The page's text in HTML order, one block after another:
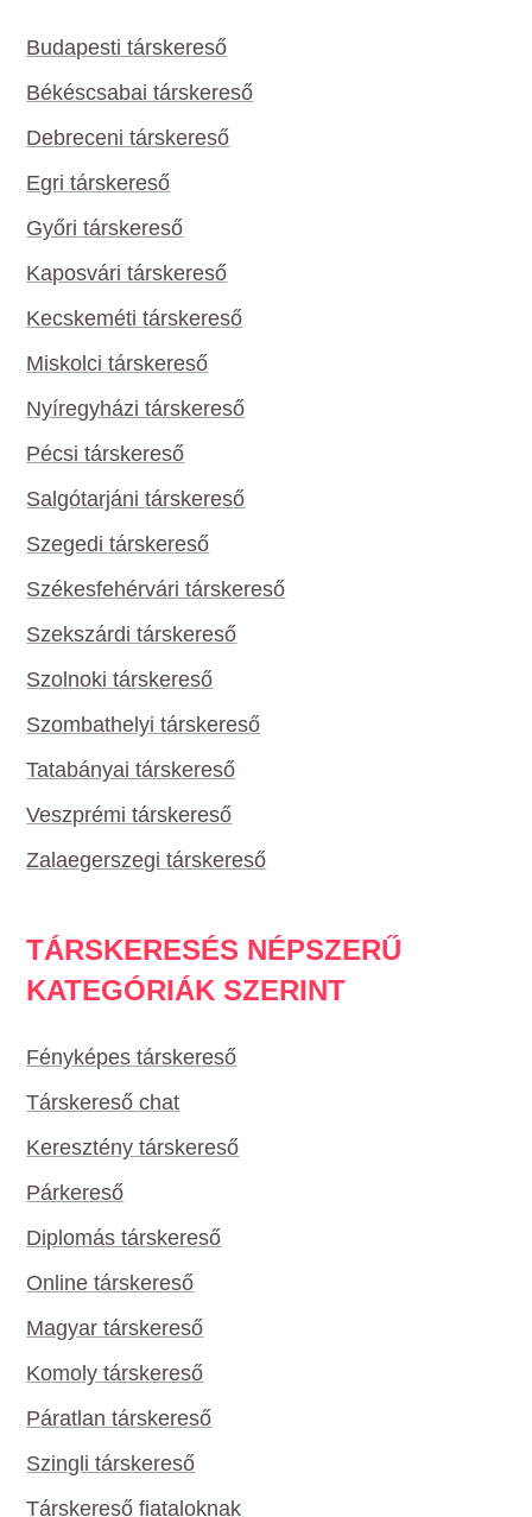
Budapesti társkereső
Békéscsabai társkereső
Debreceni társkereső
Egri társkereső
Győri társkereső
Kaposvári társkereső
Kecskeméti társkereső
Miskolci társkereső
Nyíregyházi társkereső
Pécsi társkereső
Salgótarjáni társkereső
Szegedi társkereső
Székesfehérvári társkereső
Szekszárdi társkereső
Szolnoki társkereső
Szombathelyi társkereső
Tatabányai társkereső
Veszprémi társkereső
Zalaegerszegi társkereső
TÁRSKERESÉS NÉPSZERŰ
KATEGÓRIÁK SZERINT
Fényképes társkereső
Társkereső chat
Keresztény társkereső
Párkereső
Diplomás társkereső
Online társkereső
Magyar társkereső
Komoly társkereső
Páratlan társkereső
Szingli társkereső
Társkereső fiataloknak